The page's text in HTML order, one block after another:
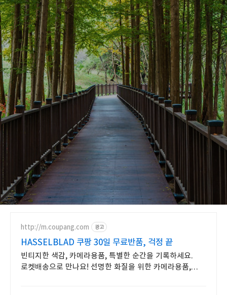
http://m.coupang.com 광고
HASSELBLAD 쿠팡 30일 무료반품, 걱정 끝
빈티지한 색감, 카메라용품, 특별한 순간을 기록하세요.
로켓배송으로 만나요! 선명한 화질을 위한 카메라용품,